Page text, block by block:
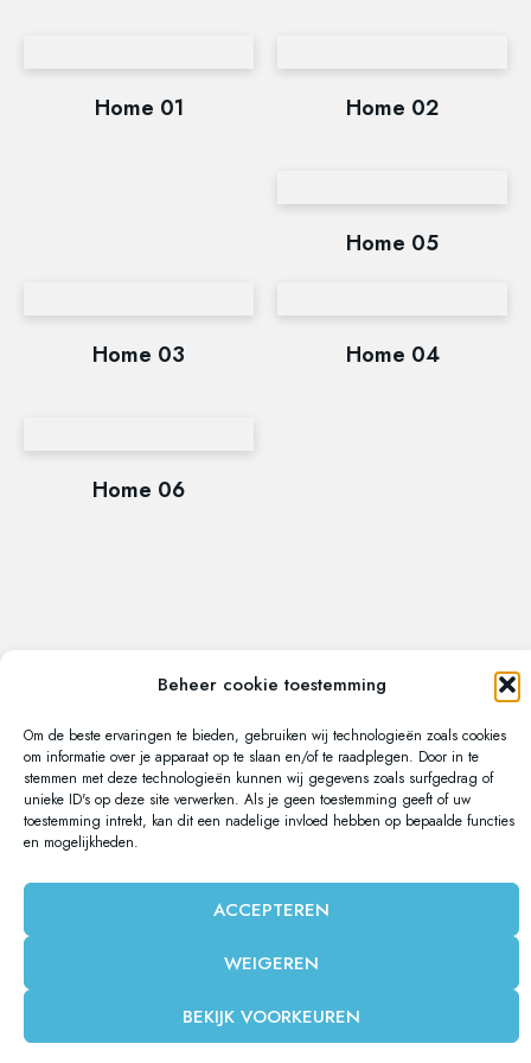
Beheer cookie toestemming
Om de beste ervaringen te bieden, gebruiken wij technologieën zoals cookies
om informatie over je apparaat op te slaan en/of te raadplegen. Door in te
stemmen met deze technologieën kunnen wij gegevens zoals surfgedrag of
unieke ID's op deze site verwerken. Als je geen toestemming geeft of uw
toestemming intrekt, kan dit een nadelige invloed hebben op bepaalde functies
en mogelijkheden.
ACCEPTEREN
WEIGEREN
BEKIJK VOORKEUREN
Home 01 Home 02
Home 05
Home 03
Home 06
Home 04